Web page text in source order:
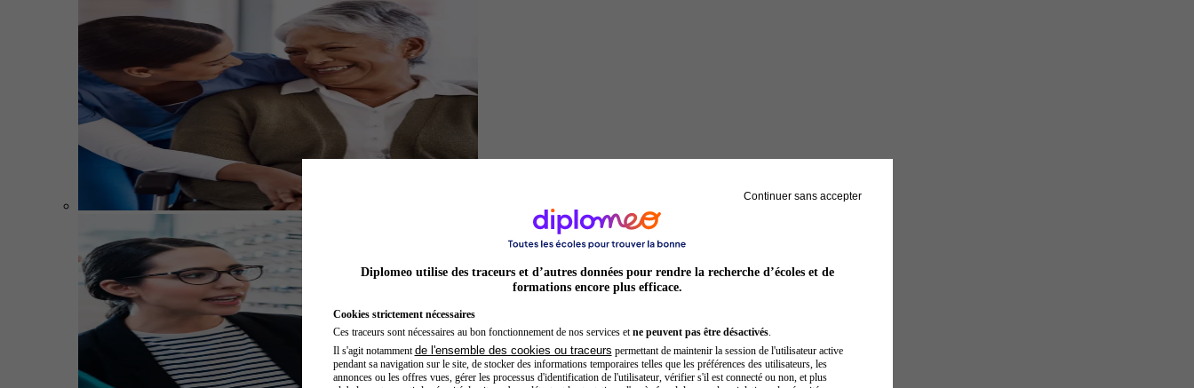
Sage-femme
Continuer sans accepter
Diplomeo utilise des traceurs et d’autres données pour rendre la recherche d’écoles et de
formations encore plus efficace.
Cookies strictement nécessaires
Ces traceurs sont nécessaires au bon fonctionnement de nos services et ne peuvent pas être désactivés.
Il s'agit notamment de l'ensemble des cookies ou traceurs permettant de maintenir la session de l'utilisateur active
pendant sa navigation sur le site, de stocker des informations temporaires telles que les préférences des utilisateurs, les
annonces ou les offres vues, gérer les processus d'identification de l'utilisateur, vérifier s'il est connecté ou non, et plus